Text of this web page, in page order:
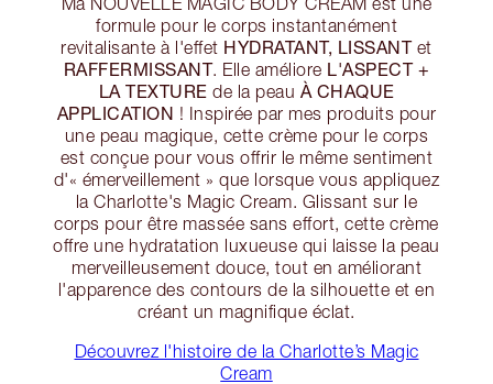
formule pour le corps instantanément
revitalisante à l'effet HYDRATANT, LISSANTet
RAFFERMISSANT. Elle améliore L'ASPECT +
LA TEXTURE de la peau À CHAQUE
APPLICATION ! Inspirée par mes produits pour
une peau magique, cette crème pour le corps
est conçue pour vous offrir le même sentiment
d'« émerveillement » que lorsque vous appliquez
la Charlotte's Magic Cream. Glissant sur le
corps pour être massée sans effort, cette crème
offre une hydratation luxueuse qui laisse la peau
merveilleusement douce, tout en améliorant
l'apparence des contours de la silhouette et en
créant un magnifique éclat.
Découvrez l'histoire de la Charlotte’s Magic
Cream